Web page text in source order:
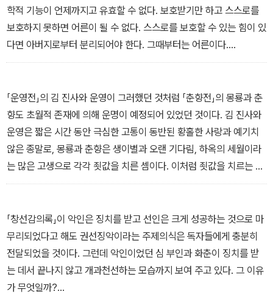
감을 느끼면 그만이다. 공부도 그렇다. 그 무엇으로 생계를 이어 가든
공부는 계속되어야 한다. 그리고 하나 더, 학교에서 하는 공부는 긴 인
생을 두고 지속되어야 할 공부를 떠받치는 지적 근육이라는 점만은
기억해 두자. 자격증 취득이나 시험 통과와 같은 특수한 목적을 가진
또 다른 공부로 나아가는 데 필요한 한 걸음일 따름이다.
? <1-1 공부는 왜 하는가> 중에서
학적 기능이 언제까지고 유효할 수 없다. 보호받기만 하고 스스로를
보호하지 못하면 어른이 될 수 없다. 스스로를 보호할 수 있는 힘이 있
다면 아버지로부터 분리되어야 한다. 그때부터는 어른이다.
어른이 된다는 것은 곧 아버지로부터 분리된다는 것이기도 하다. 유
아버지로부터 왕위를 물려받았던 것, 유리 또한 자신의 아들 무휼이
가진 그런 능력을 확인하고 왕위를 물려주었던 것, 이 모두가 어른 됨
의 승인이라 할 것이다. 유리는 아버지를 찾아갔을 뿐만 아니라, 아버
지로부터 ‘아버지 떠나기’를 배워 이를 몸소 실천한 것은 아니었을
까?
우리는 과연 어떤가? 청소년기에는 입시 경쟁, 청년기에는 취업 경
대의 삶을 견인한다. 우리는 그 경쟁을 즐기기도 하지만 대부분은 거
기에 압도당한다. 이러한 경쟁의 연속선상에서 혹 우리는 보호받아야
하는 시기를 최대한으로 늘리고자 하지는 않는지? 꾸준히 아버지로
부터 물려받으려고만 하는 것은 아닌지?
- <1-3 부모를 왜 떠나는가>
「운영전」의 김 진사와 운영이 그러했던 것처럼 「춘향전」의 몽룡과 춘
향도 초월적 존재에 의해 운명이 예정되어 있었던 것이다. 김 진사와
운영은 짧은 시간 동안 극심한 고통이 동반된 황홀한 사랑과 예기치
않은 종말로, 몽룡과 춘향은 생이별과 오랜 기다림, 하옥의 세월이라
는 많은 고생으로 각각 죗값을 치른 셈이다. 이처럼 죗값을 치르는 데
이용될 정도로 사랑이라는 감각은 치명적인 것이다.
래도록 복락을 누리는 것으로 이야기는 마무리된다. 낭만적 결말이
다. 그러나 정말 그러했을까? 춘향은 양반 출신이 아니라 천민에 해
당되는 기생의 딸이었다. 그런 춘향을 양반 사대부가에서 순순히 받
아들였을 리 있겠는가? 춘향이 이씨 가문의 며느리로 들어갔다 하더
라도 그 과정이 순순했을 리 없다. 오히려 한양으로 올라간 두 사람에
「창선감의록」이 악인은 징치를 받고 선인은 크게 성공하는 것으로 마
무리되었다고 해도 권선징악이라는 주제의식은 독자들에게 충분히
전달되었을 것이다. 그런데 악인이었던 심 부인과 화춘이 징치를 받
는 데서 끝나지 않고 개과천선하는 모습까지 보여 주고 있다. 그 이유
가 무엇일까?